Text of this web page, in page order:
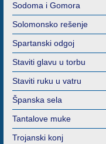
Sodoma i Gomora
Solomonsko rešenje
Spartanski odgoj
Staviti glavu u torbu
Staviti ruku u vatru
Španska sela
Tantalove muke
Trojanski konj